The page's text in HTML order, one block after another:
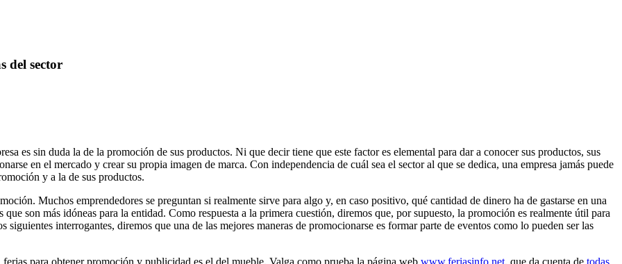
del sector
es sin duda la de la promoción de sus productos. Ni que decir tiene que este factor es elemental para dar a conocer sus productos, sus
en el mercado y crear su propia imagen de marca. Con independencia de cuál sea el sector al que se dedica, una empresa jamás puede
y a la de sus productos.
Muchos emprendedores se preguntan si realmente sirve para algo y, en caso positivo, qué cantidad de dinero ha de gastarse en una
son más idóneas para la entidad. Como respuesta a la primera cuestión, diremos que, por supuesto, la promoción es realmente útil para
interrogantes, diremos que una de las mejores maneras de promocionarse es formar parte de eventos como lo pueden ser las